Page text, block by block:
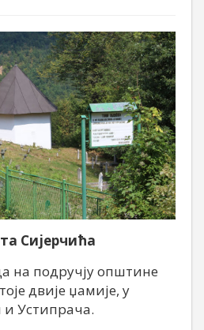
Сијерчића
на подручју општине
двије џамије, у
Устипрача.